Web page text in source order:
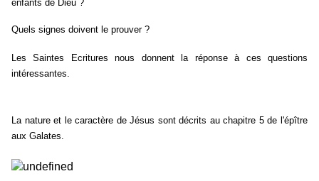
enfants de Dieu ?
Quels signes doivent le prouver ?
Les Saintes Ecritures nous donnent la réponse à ces questions
intéressantes.
La nature et le caractère de Jésus sont décrits au chapitre 5 de l'épître
aux Galates.